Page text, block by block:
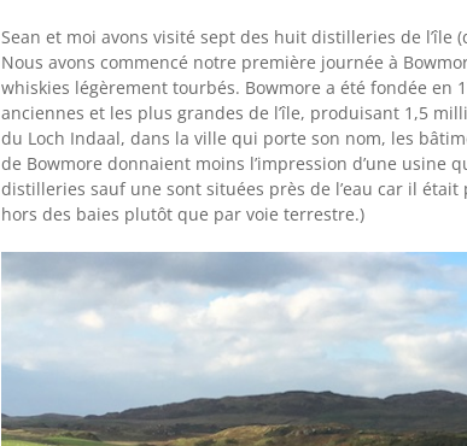
Sean et moi avons visité sept des huit distilleries de l’île
Nous avons commencé notre première journée à
whiskies légèrement tourbés. Bowmore a été fondée en
anciennes et les plus grandes de l’île, produisant 1,5
du Loch Indaal, dans la ville qui porte son nom, les
de Bowmore donnaient moins l’impression d’une usine
distilleries sauf une sont situées près de l’eau car il
hors des baies plutôt que par voie terrestre.)